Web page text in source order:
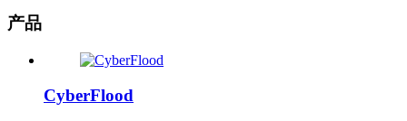
产品
CyberFlood